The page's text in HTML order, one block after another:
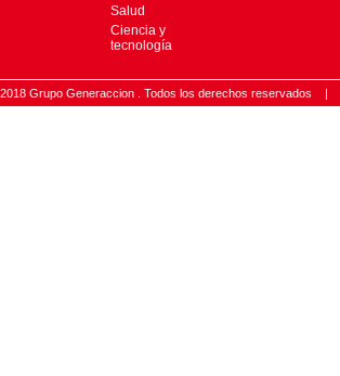
Salud
Ciencia y
tecnología
2018 Grupo Generaccion . Todos los derechos reservados |